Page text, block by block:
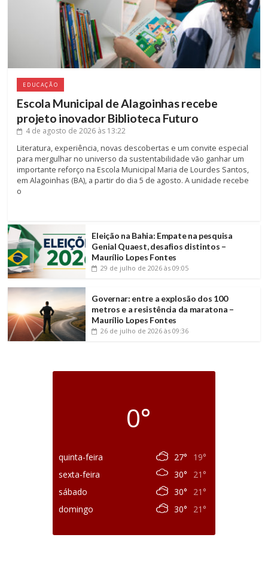
EDUCAÇÃO
Escola Municipal de Alagoinhas recebe
projeto inovador Biblioteca Futuro
4 de agosto de 2026 às 13:22
Literatura, experiência, novas descobertas e um convite especial
para mergulhar no universo da sustentabilidade vão ganhar um
importante reforço na Escola Municipal Maria de Lourdes Santos,
em Alagoinhas (BA), a partir do dia 5 de agosto. A unidade recebe
o
Eleição na Bahia: Empate na pesquisa
Genial Quaest, desafios distintos –
Maurílio Lopes Fontes
29 de julho de 2026 às 09:05
Governar: entre a explosão dos 100
metros e a resistência da maratona –
Maurílio Lopes Fontes
26 de julho de 2026 às 09:36
0°
quinta-feira 27°
19°
sexta-feira
30°
21°
sábado
30°
21°
domingo
30° 21°